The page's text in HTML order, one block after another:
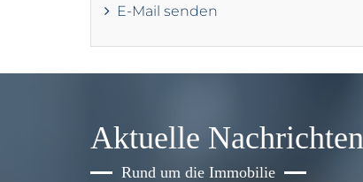
E-Mail senden
Aktuelle Nachrichten
Rund um die Immobilie